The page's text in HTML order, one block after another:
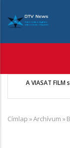
tartalomra
A VIASAT
Morzsa
Címlap »Archívum »